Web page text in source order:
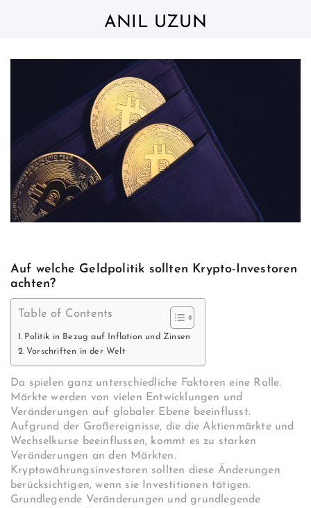
ANIL UZUN
Auf welche Geldpolitik sollten Krypto-Investoren
achten?
Table of Contents
Politik in Bezug auf Inflation und Zinsen
Vorschriften in der Welt
Da spielen ganz unterschiedliche Faktoren eine Rolle.
Märkte werden von vielen Entwicklungen und
Veränderungen auf globaler Ebene beeinflusst.
Aufgrund der Großereignisse, die die Aktienmärkte und
Wechselkurse beeinflussen, kommt es zu starken
Veränderungen an den Märkten.
Kryptowährungsinvestoren sollten diese Änderungen
berücksichtigen, wenn sie Investitionen tätigen.
Grundlegende Veränderungen und grundlegende